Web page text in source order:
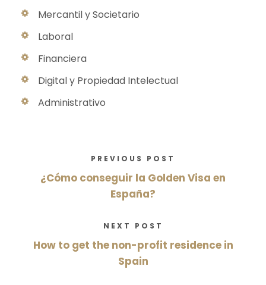
Mercantil y Societario
Laboral
Financiera
Digital y Propiedad Intelectual
Administrativo
PREVIOUS POST
¿Cómo conseguir la Golden Visa en
España?
NEXT POST
How to get the non-profit residence in
Spain